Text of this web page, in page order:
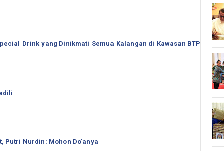
Drink yang Dinikmati Semua Kalangan di Kawasan BTP
Putri Nurdin: Mohon Do'anya